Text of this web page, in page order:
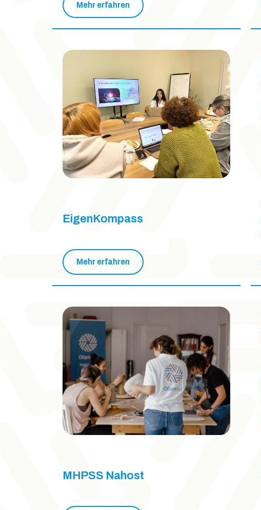
Mehr erfahren
EigenKompass
Mehr erfahren
MHPSS Nahost